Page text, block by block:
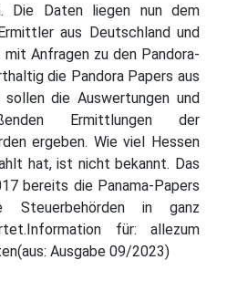
Die Daten liegen nun dem
aus Deutschland und
Anfragen zu den Pandora-
die Pandora Papers aus
die Auswertungen und
Ermittlungen der
ergeben. Wie viel Hessen
hat, ist nicht bekannt. Das
bereits die Panama-Papers
Steuerbehörden in ganz
für: allezum
Ausgabe 09/2023)